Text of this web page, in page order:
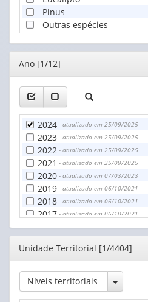
Pinus
Outras espécies
Editor
Ano [1/12]
2024 - atualizado em 25/09/2025
2023 - atualizado em 25/09/2025
2022 - atualizado em 25/09/2025
2021 - atualizado em 25/09/2025
2020 - atualizado em 07/03/2023
2019 - atualizado em 06/10/2021
2018 - atualizado em 06/10/2021
2017 - atualizado em 06/10/2021
2016- atualizado em 06/10/2021
2015
2014 - atualizado em 20/09/2018
2013
Editor
Unidade Territorial [1/4404]
Níveis territoriais Toggle